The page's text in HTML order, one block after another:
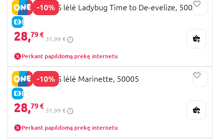
jau žinote, kuri labiausiai pradžiugintų vaiką?
-10%
E-KAINA
MIRACULOUS lėlė Ladybug Time to De-evelize, 50006
28,79 €
31,99 €
Perkant papildomą prekę internetu
-10%
E-KAINA
MIRACULOUS lėlė Marinette, 50005
28,79 €
31,99 €
Perkant papildomą prekę internetu